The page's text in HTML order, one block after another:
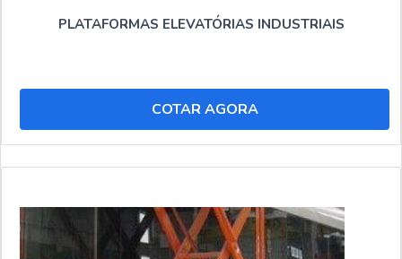
PLATAFORMAS ELEVATÓRIAS INDUSTRIAIS
COTAR AGORA